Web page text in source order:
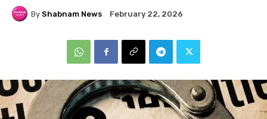
By Shabnam News February 22, 2026